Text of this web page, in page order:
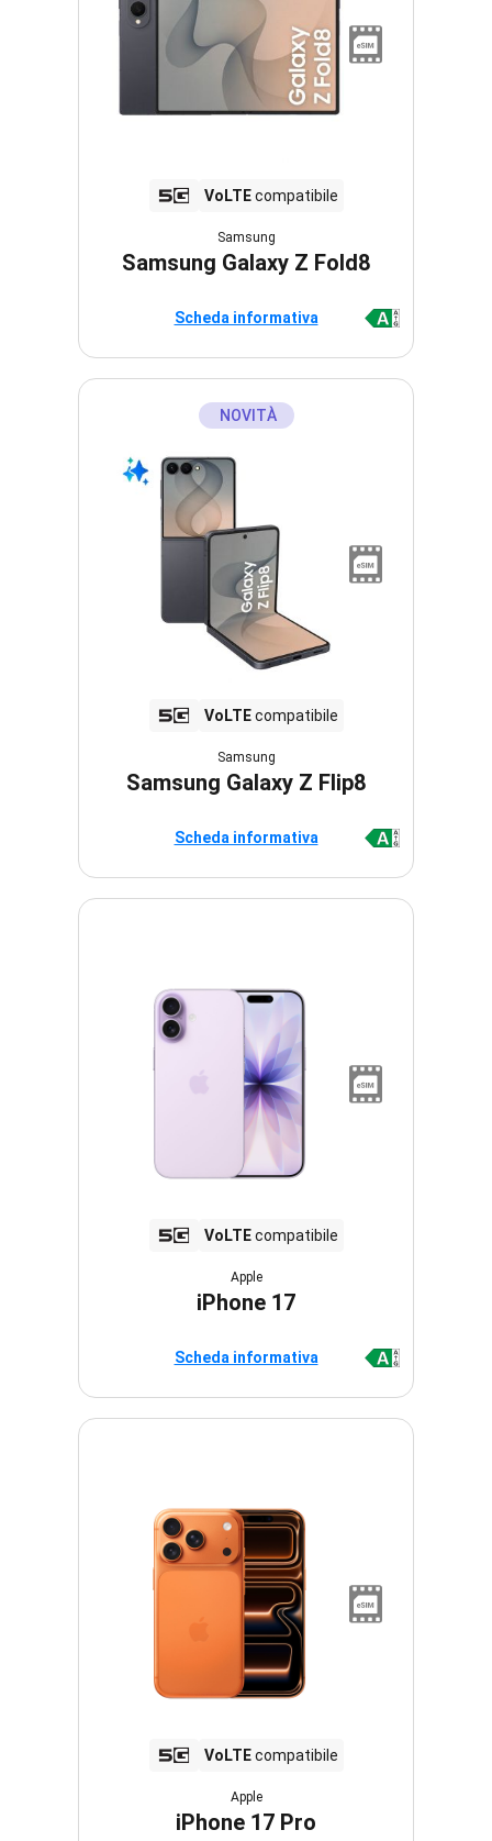
VoLTEcompatibile
Samsung
Samsung Galaxy Z Fold8
Scheda informativa
NOVITÀ
VoLTEcompatibile
Samsung
Samsung Galaxy Z Flip8
Scheda informativa
VoLTEcompatibile
Apple
iPhone 17
Scheda informativa
VoLTEcompatibile
Apple
iPhone 17 Pro